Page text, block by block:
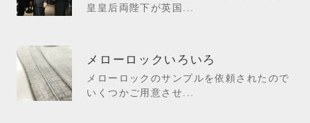
皇皇后両陛下が英国...
メローロックいろいろ
メローロックのサンプルを依頼されたので
いくつかご用意させ...